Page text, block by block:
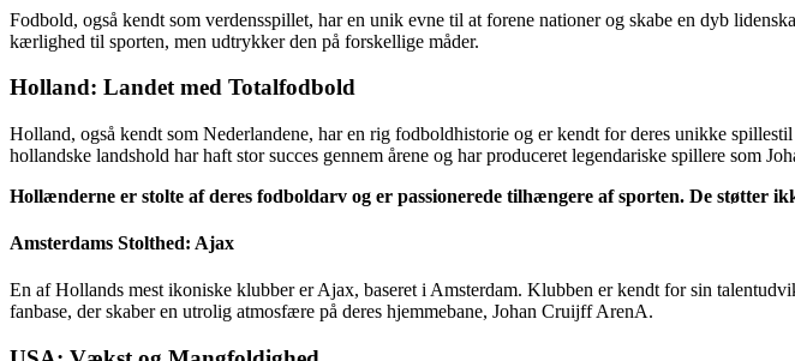
Fodbold, også kendt som verdensspillet, har en unik evne til at forene nationer og skabe en dyb
kærlighed til sporten, men udtrykker den på forskellige måder.
Holland: Landet med Totalfodbold
Holland, også kendt som Nederlandene, har en rig fodboldhistorie og er kendt for deres unikke
hollandske landshold har haft stor succes gennem årene og har produceret legendariske spillere som
Hollænderne er stolte af deres fodboldarv og er passionerede tilhængere af sporten. De støtter
Amsterdams Stolthed: Ajax
En af Hollands mest ikoniske klubber er Ajax, baseret i Amsterdam. Klubben er kendt for sin
fanbase, der skaber en utrolig atmosfære på deres hjemmebane, Johan Cruijff ArenA.